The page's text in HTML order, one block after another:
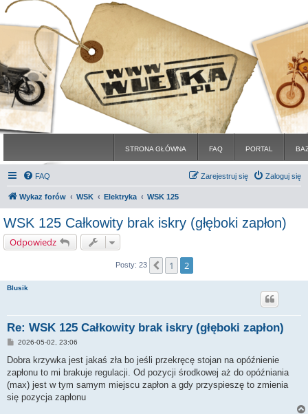
STRONA GŁÓWNA FAQ PORTAL
FAQ Zaloguj się
Zarejestruj się
Wykaz forów WSK Elektryka WSK 125
WSK 125 Całkowity brak iskry (głęboki zapłon)
Odpowiedz
Posty: 23 Poprzednia
1 2
Blusik
Re: WSK 125 Całkowity brak iskry (głęboki zapłon)
P
s
2026-05-02, 23:06
Dobra krzywka jest jakaś zła bo jeśli przekręcę stojan na opóźnienie
zapłonu to mi brakuje regulacji. Od pozycji środkowej aż do opóźniania
(max) jest w tym samym miejscu zapłon a gdy przyspieszę to zmienia
się pozycja zapłonu